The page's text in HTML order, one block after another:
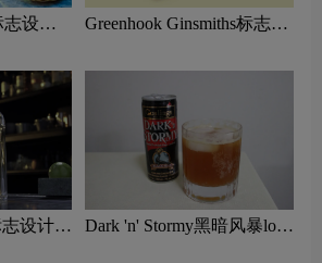
志设计
Greenhook Ginsmiths标志设
设计含
Dark 'n' Stormy黑暗风暴logo